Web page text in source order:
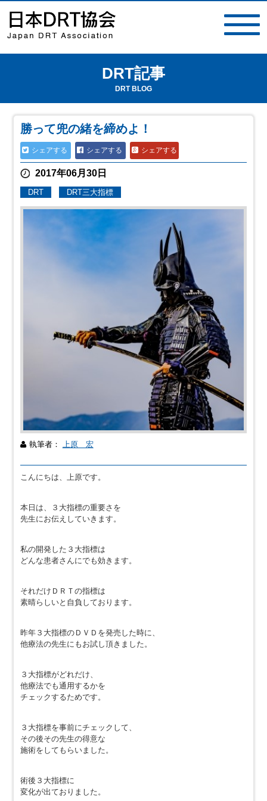
DRT記事
DRT BLOG
勝って兜の緒を締めよ！
シェアする シェアする シェアする
2017年06月30日
DRT DRT三大指標
執筆者： 上原 宏
こんにちは、上原です。
本日は、３大指標の重要さを
先生にお伝えしていきます。
私の開発した３大指標は
どんな患者さんにでも効きます。
それだけＤＲＴの指標は
素晴らしいと自負しております。
昨年３大指標のＤＶＤを発売した時に、
他療法の先生にもお試し頂きました。
３大指標がどれだけ、
他療法でも通用するかを
チェックするためです。
３大指標を事前にチェックして、
その後その先生の得意な
施術をしてもらいました。
術後３大指標に
変化が出ておりました。